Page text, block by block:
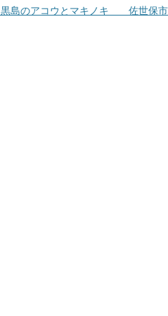
黒島のアコウとマキノキ 佐世保市